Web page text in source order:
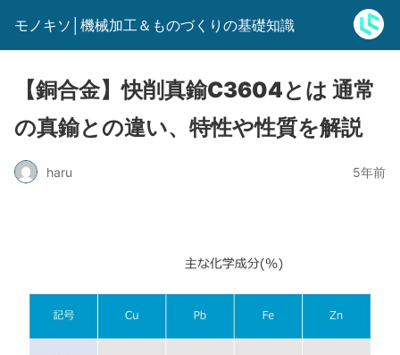
モノキソ│機械加工＆ものづくりの基礎知識
【銅合金】快削真鍮C3604とは 通常
の真鍮との違い、特性や性質を解説
haru 5年前